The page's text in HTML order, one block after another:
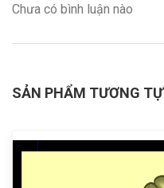
Chưa có bình luận nào
SẢN PHẨM TƯƠNG TỰ